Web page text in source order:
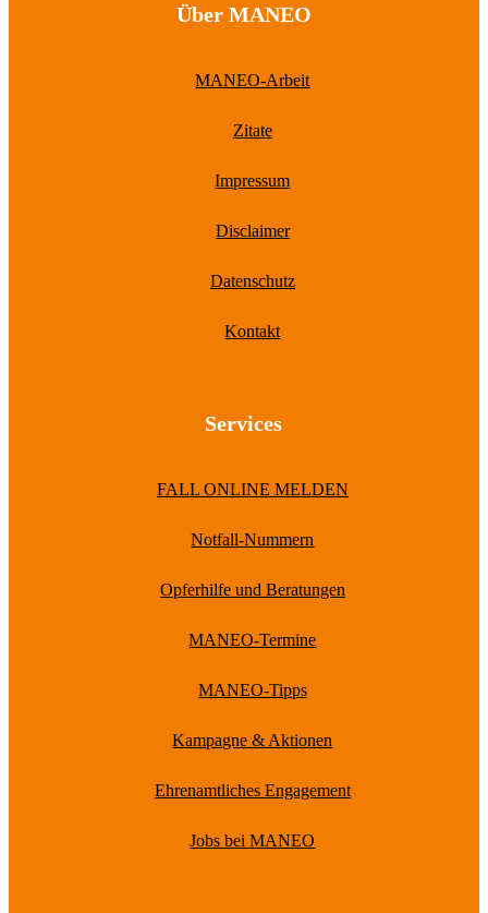
Über MANEO
MANEO-Arbeit
Zitate
Impressum
Disclaimer
Datenschutz
Kontakt
Services
FALL ONLINE MELDEN
Notfall-Nummern
Opferhilfe und Beratungen
MANEO-Termine
MANEO-Tipps
Kampagne & Aktionen
Ehrenamtliches Engagement
Jobs bei MANEO